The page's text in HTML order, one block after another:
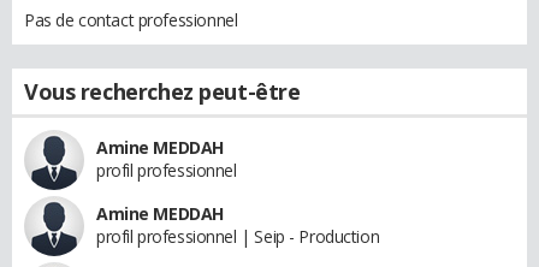
Pas de contact professionnel
Vous recherchez peut-être
Amine MEDDAH
profil professionnel
Amine MEDDAH
profil professionnel | Seip - Production